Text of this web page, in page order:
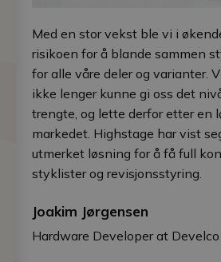
Med en stor vekst ble vi i
risikoen for å blande sammen
for alle våre deler og varianter.
ikke lenger kunne gi oss det
trengte, og lette derfor etter en
markedet. Highstage har vist
utmerket løsning for å få full
styklister og revisjonsstyring.
Joakim Jørgensen
Hardware Developer at Develco